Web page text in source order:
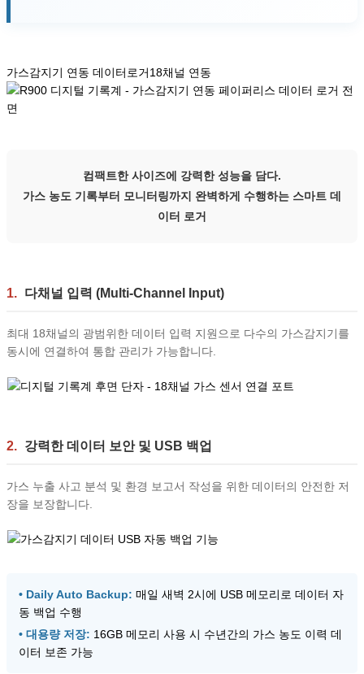
가스감지기 연동 데이터로거18채널 연동
컴팩트한 사이즈에 강력한 성능을 담다.
가스 농도 기록부터 모니터링까지 완벽하게 수행하는 스마트 데
이터 로거
1. 다채널 입력 (Multi-Channel Input)
최대 18채널의 광범위한 데이터 입력 지원으로 다수의 가스감지기를
동시에 연결하여 통합 관리가 가능합니다.
2. 강력한 데이터 보안 및 USB 백업
가스 누출 사고 분석 및 환경 보고서 작성을 위한 데이터의 안전한 저
장을 보장합니다.
• Daily Auto Backup: 매일 새벽 2시에 USB 메모리로 데이터 자
동 백업 수행
• 대용량 저장: 16GB 메모리 사용 시 수년간의 가스 농도 이력 데
이터 보존 가능